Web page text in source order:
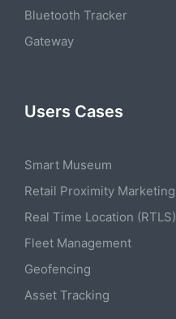
Bluetooth Tracker
Gateway
Users Cases
Smart Museum
Retail Proximity Marketing
Real Time Location (RTLS)
Fleet Management
Geofencing
Asset Tracking